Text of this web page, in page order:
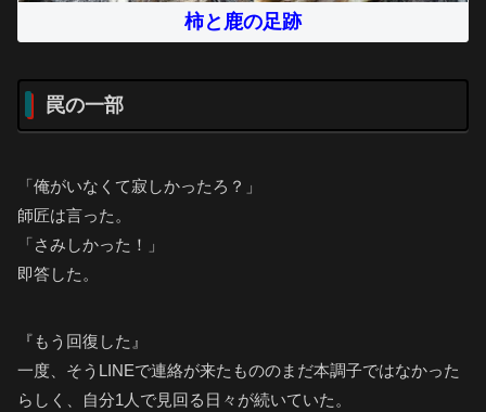
柿と鹿の足跡
罠の一部
「俺がいなくて寂しかったろ？」
師匠は言った。
「さみしかった！」
即答した。
『もう回復した』
一度、そうLINEで連絡が来たもののまだ本調子ではなかった
らしく、自分1人で見回る日々が続いていた。